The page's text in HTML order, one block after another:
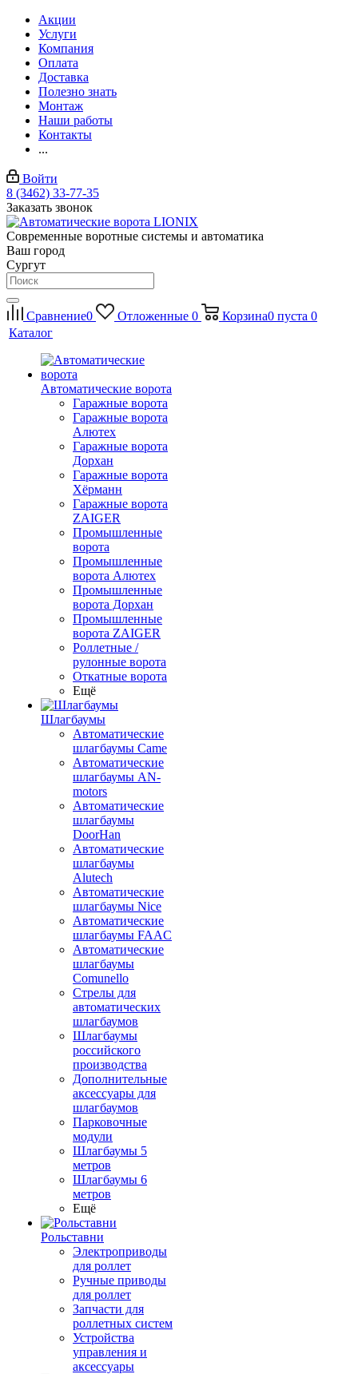
Акции
Услуги
Компания
Оплата
Доставка
Полезно знать
Монтаж
Наши работы
Контакты
...
Войти
8 (3462) 33-77-35
Заказать звонок
Современные воротные системы и автоматика
Ваш город
Сургут
Сравнение0 Отложенные 0 Корзина0 пуста 0
Каталог
Автоматические ворота
Гаражные ворота
Гаражные ворота
Алютех
Гаражные ворота
Дорхан
Гаражные ворота
Хёрманн
Гаражные ворота
ZAIGER
Промышленные
ворота
Промышленные
ворота Алютех
Промышленные
ворота Дорхан
Промышленные
ворота ZAIGER
Роллетные /
рулонные ворота
Откатные ворота
Ещё
Шлагбаумы
Автоматические
шлагбаумы Came
Автоматические
шлагбаумы AN-
motors
Автоматические
шлагбаумы
DoorHan
Автоматические
шлагбаумы
Alutech
Автоматические
шлагбаумы Nice
Автоматические
шлагбаумы FAAC
Автоматические
шлагбаумы
Comunello
Стрелы для
автоматических
шлагбаумов
Шлагбаумы
российского
производства
Дополнительные
аксессуары для
шлагбаумов
Парковочные
модули
Шлагбаумы 5
метров
Шлагбаумы 6
метров
Ещё
Рольставни
Электроприводы
для роллет
Ручные приводы
для роллет
Запчасти для
роллетных систем
Устройства
управления и
аксессуары